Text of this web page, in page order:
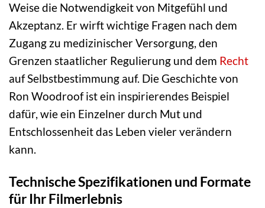
Weise die Notwendigkeit von Mitgefühl und
Akzeptanz. Er wirft wichtige Fragen nach dem
Zugang zu medizinischer Versorgung, den
Grenzen staatlicher Regulierung und dem Recht
auf Selbstbestimmung auf. Die Geschichte von
Ron Woodroof ist ein inspirierendes Beispiel
dafür, wie ein Einzelner durch Mut und
Entschlossenheit das Leben vieler verändern
kann.
Technische Spezifikationen und Formate
für Ihr Filmerlebnis